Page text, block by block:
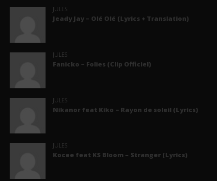
JULES
Jeady Jay – Olé Olé (Lyrics + Translation)
JULES
Fanicko – Folies (Clip Officiel)
JULES
Nikanor feat Kiko – Rayon de soleil (Lyrics)
JULES
Kocee feat KS Bloom – Stranger (Lyrics)